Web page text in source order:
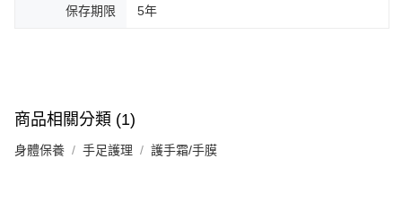
保存期限 5年
商品相關分類 (1)
身體保養 手足護理 護手霜/手膜